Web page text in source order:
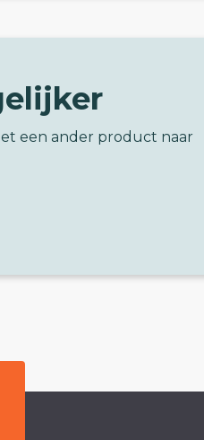
een ander product naar